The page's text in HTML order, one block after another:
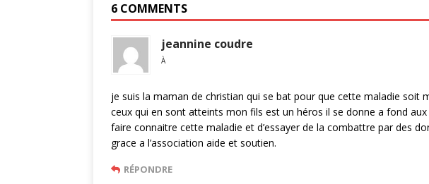
6 COMMENTS
jeannine coudre
À
je suis la maman de christian qui se bat pour que cette maladie soit
ceux qui en sont atteints mon fils est un héros il se donne a fond
faire connaitre cette maladie et d’essayer de la combattre par des
grace a l’association aide et soutien.
RÉPONDRE